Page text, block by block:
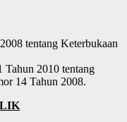
tentang Keterbukaan
Tahun 2010 tentang
14 Tahun 2008.